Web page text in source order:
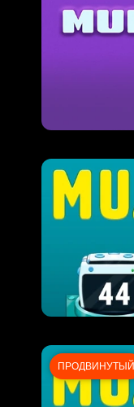
ПРОДВИНУТЫЙ